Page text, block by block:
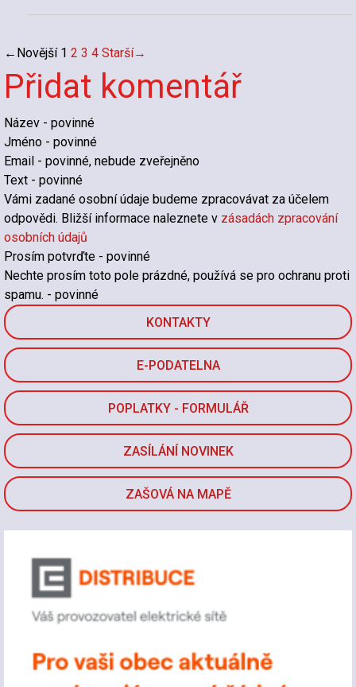
KONTAKTY
E-PODATELNA
POPLATKY - FORMULÁŘ
ZASÍLÁNÍ NOVINEK
ZAŠOVÁ NA MAPĚ
← Novější 1 2 3 4 Starší→
Přidat komentář
Název - povinné
Jméno - povinné
Email - povinné, nebude zveřejněno
Text - povinné
Vámi zadané osobní údaje budeme zpracovávat za účelem
odpovědi. Bližší informace naleznete v zásadách zpracování
osobních údajů
Prosím potvrďte - povinné
Nechte prosím toto pole prázdné, používá se pro ochranu proti
spamu. - povinné